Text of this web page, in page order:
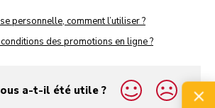
personnelle, comment l’utiliser ?
des promotions en ligne ?
a-t-il été utile ?